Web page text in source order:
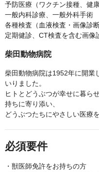
予防医療（ワクチン接種、健
一般内科診療、一般外科手術
各種検査（血液検査・画像診断
定期健診、CT検査を含む画像
柴田動物病院
柴田動物病院は1952年に開業
いりました。
ヒトとどうぶつが幸せに暮ら
持ちに寄り添い、
どうぶつたちにやさしい医療
必須要件
・獣医師免許をお持ちの